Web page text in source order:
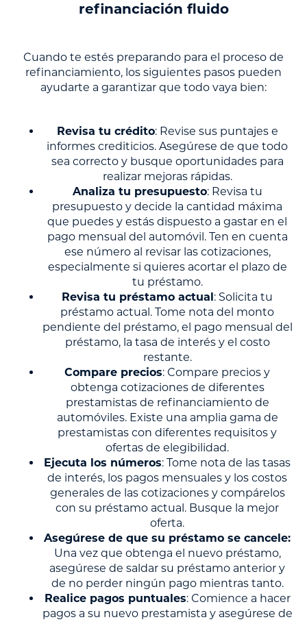
refinanciación fluido
Cuando te estés preparando para el proceso de
refinanciamiento, los siguientes pasos pueden
ayudarte a garantizar que todo vaya bien:
Revisa tu crédito: Revise sus puntajes e
informes crediticios. Asegúrese de que todo
sea correcto y busque oportunidades para
realizar mejoras rápidas.
Analiza tu presupuesto: Revisa tu
presupuesto y decide la cantidad máxima
que puedes y estás dispuesto a gastar en el
pago mensual del automóvil. Ten en cuenta
ese número al revisar las cotizaciones,
especialmente si quieres acortar el plazo de
tu préstamo.
Revisa tu préstamo actual: Solicita tu
préstamo actual. Tome nota del monto
pendiente del préstamo, el pago mensual del
préstamo, la tasa de interés y el costo
restante.
Compare precios: Compare precios y
obtenga cotizaciones de diferentes
prestamistas de refinanciamiento de
automóviles. Existe una amplia gama de
prestamistas con diferentes requisitos y
ofertas de elegibilidad.
Ejecuta los números: Tome nota de las tasas
de interés, los pagos mensuales y los costos
generales de las cotizaciones y compárelos
con su préstamo actual. Busque la mejor
oferta.
Asegúrese de que su préstamo se cancele:
Una vez que obtenga el nuevo préstamo,
asegúrese de saldar su préstamo anterior y
de no perder ningún pago mientras tanto.
Realice pagos puntuales: Comience a hacer
pagos a su nuevo prestamista y asegúrese de